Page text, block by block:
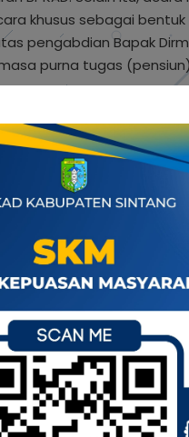
khusus sebagai bentuk
pengabdian Bapak
purna tugas
oleh sejumlah
MM, Bapak Yahya
SE, serta Ibu-ibu dari
Kabupaten Sintang.
disampaikan
Bapak Dirman atas
bertahun-tahun dalam
kelola keuangan dan
Kehadiran anggota
kekhidmatan
terhadap aspek
kerja.